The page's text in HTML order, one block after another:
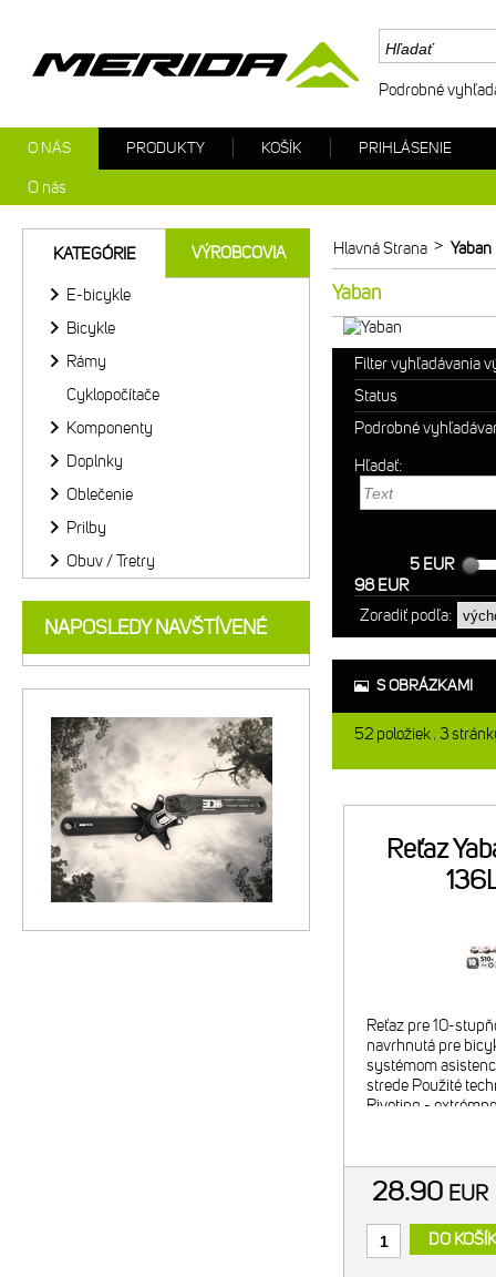
Hlavná Strana > Yaban
Yaban
Filter vyhľadávania
Status
Podrobné
Hľadať:
5 EUR
98 EUR
Zoradiť podľa:
S OBRÁZKAMI
52 položiek 3
Reťaz
Reťaz pre 10-
navrhnutá pre
systémom
strede Použité
Riveting -
28.90 EUR
DO
KATEGÓRIE VÝROBCOVIA
E-bicykle
Bicykle
Rámy
Cyklopočítače
Komponenty
Doplnky
Oblečenie
Prilby
Obuv / Tretry
NAPOSLEDY NAVŠTÍVENÉ
Podrobné
O NÁS
O nás
PRODUKTY KOŠÍK PRIHLÁSENIE